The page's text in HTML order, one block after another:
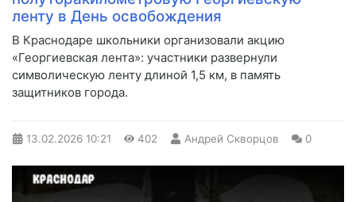
ленту в День освобождения
В Краснодаре школьники организовали акцию
«Георгиевская лента»: участники развернули
символическую ленту длиной 1,5 км, в память
защитников города.
13.02.2026 10:21 402 Андрей Скворцов 0